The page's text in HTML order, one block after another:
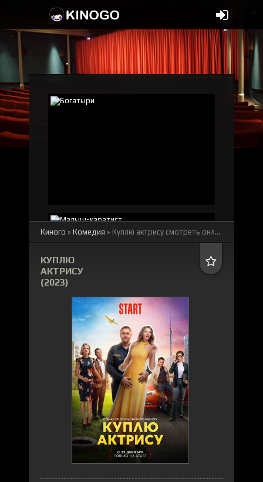
Киного » Комедия » Куплю актрису смотреть онлайн бесплатно
КУПЛЮ
АКТРИСУ
(2023)